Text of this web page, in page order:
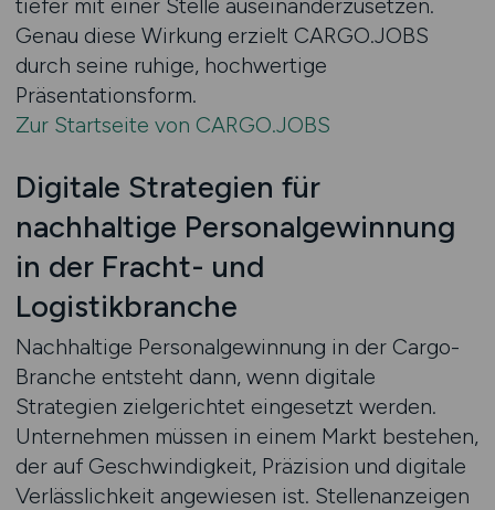
tiefer mit einer Stelle auseinanderzusetzen.
Genau diese Wirkung erzielt CARGO.JOBS
durch seine ruhige, hochwertige
Präsentationsform.
Zur Startseite von CARGO.JOBS
Digitale Strategien für
nachhaltige Personalgewinnung
in der Fracht- und
Logistikbranche
Nachhaltige Personalgewinnung in der Cargo-
Branche entsteht dann, wenn digitale
Strategien zielgerichtet eingesetzt werden.
Unternehmen müssen in einem Markt bestehen,
der auf Geschwindigkeit, Präzision und digitale
Verlässlichkeit angewiesen ist. Stellenanzeigen